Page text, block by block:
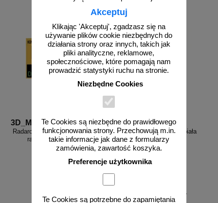
Akceptuj
Klikając 'Akceptuj', zgadzasz się na
używanie plików cookie niezbędnych do
działania strony oraz innych, takich jak
pliki analityczne, reklamowe,
społecznościowe, które pomagają nam
prowadzić statystyki ruchu na stronie.
Niezbędne Cookies
Te Cookies są niezbędne do prawidłowego
funkcjonowania strony. Przechowują m.in.
takie informacje jak dane z formularzy
zamówienia, zawartość koszyka.
Preferencje użytkownika
Te Cookies są potrzebne do zapamiętania
3D_MP-DP6
Radarowy wyświetlacz prędkości,
radar drogowy MP-DP6
FR_338
Farba drogowa Kontur biała
5/7,5/15/33 kg
od 178,35 zł